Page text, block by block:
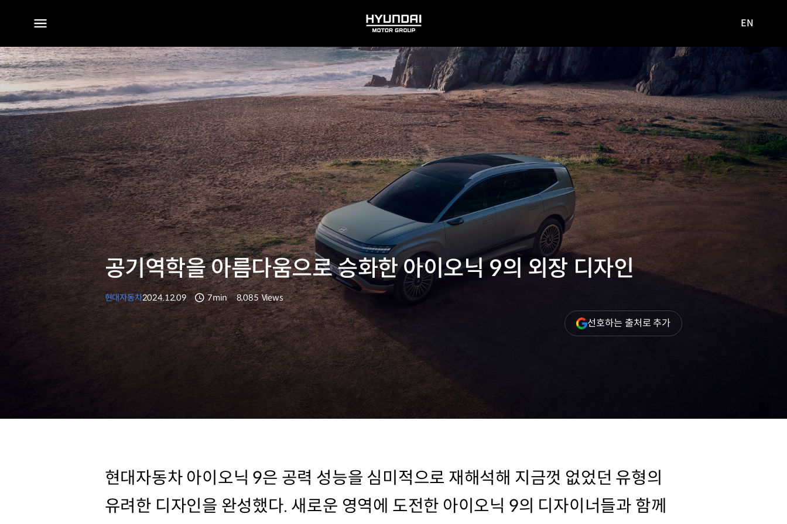
전체
메뉴
HYUNDAI
MOTOR
GROUP
사이트로
EN
공기역학을 아름다움으로 승화한 아이오닉 9의 외장 디자인
현대자동차2024.12.09
분량
7min
조회수
8,085 Views
선호하는 출처로 추가(새
창
현대자동차 아이오닉 9은 공력 성능을 심미적으로 재해석해 지금껏 없었던 유형의
유려한 디자인을 완성했다. 새로운 영역에 도전한 아이오닉 9의 디자이너들과 함께